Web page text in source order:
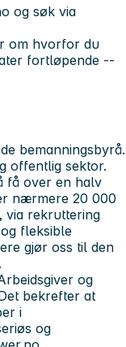
og søk via
om hvorfor du
fortløpende --
bemanningsbyrå.
offentlig sektor.
få over en halv
nærmere 20 000
via rekruttering
fleksible
gjør oss til den
og
bekrefter at
i
og